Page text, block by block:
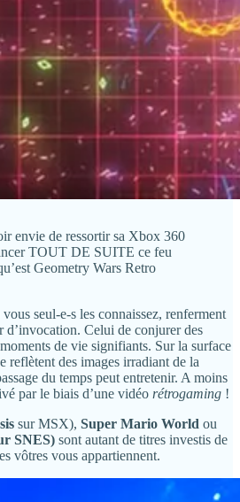
envie de ressortir sa Xbox 360
TOUT DE SUITE ce feu
Geometry Wars Retro
seul-e-s les connaissez, renferment
Celui de conjurer des
de vie signifiants. Sur la surface
reflètent des images irradiant de la
du temps peut entretenir. A moins
par le biais d’une vidéo rétrogaming !
sur MSX), Super Mario World ou
SNES) sont autant de titres investis de
vôtres vous appartiennent.